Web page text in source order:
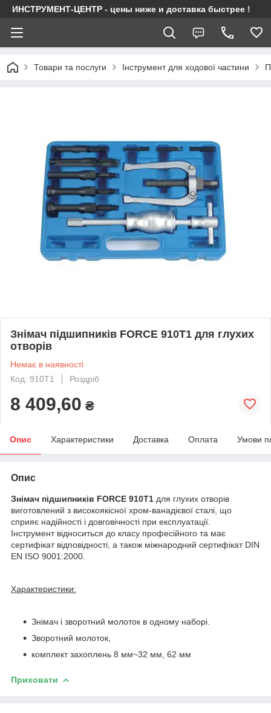
ИНСТРУМЕНТ-ЦЕНТР - цены ниже и доставка быстрее !
Товари та послуги Інструмент для ходової частини
Знімач підшипників FORCE 910T1 для глухих
отворів
Немає в наявності
Код: 910T1
Роздріб
8 409,60 ₴
Опис Характеристики Доставка Оплата Умови
Опис
Знімач підшипників FORCE 910T1 для глухих отворів
виготовлений з високоякісної хром-ванадієвої сталі, що
сприяє надійності і довговічності при експлуатації.
Інструмент відноситься до класу професійного та має
сертифікат відповідності, а також міжнародний сертифікат DIN
EN ISO 9001:2000.
Характеристики:
Знімач і зворотний молоток в одному наборі.
Зворотний молоток,
комплект захоплень 8 мм~32 мм, 62 мм
Приховати